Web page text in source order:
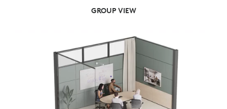
GROUP VIEW
WIDOK SIATKI
SPEAKER VIEW
STREFA KAMERY